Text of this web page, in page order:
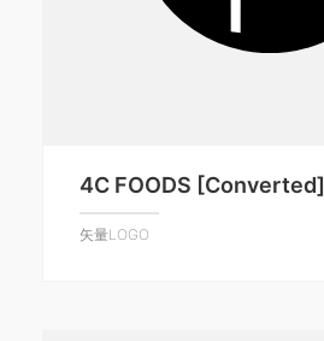
4C FOODS [Converted]
矢量LOGO